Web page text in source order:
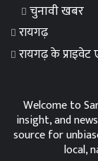
चुनावी खबर
रायगढ़
रायगढ़ के
Welcome to
insight, and
source for
local,